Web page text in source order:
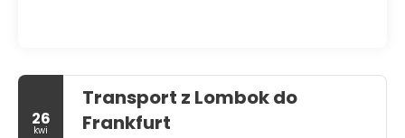
26
kwi
Transport z Lombok do
Frankfurt